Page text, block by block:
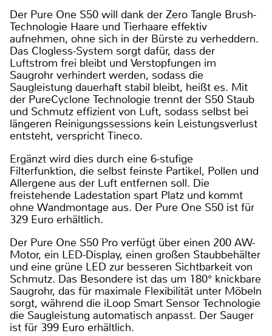
Der Pure One S50 will dank der Zero Tangle Brush-
Technologie Haare und Tierhaare effektiv
aufnehmen, ohne sich in der Bürste zu verheddern.
Das Clogless-System sorgt dafür, dass der
Luftstrom frei bleibt und Verstopfungen im
Saugrohr verhindert werden, sodass die
Saugleistung dauerhaft stabil bleibt, heißt es. Mit
der PureCyclone Technologie trennt der S50 Staub
und Schmutz effizient von Luft, sodass selbst bei
längeren Reinigungssessions kein Leistungsverlust
entsteht, verspricht Tineco.
Ergänzt wird dies durch eine 6-stufige
Filterfunktion, die selbst feinste Partikel, Pollen und
Allergene aus der Luft entfernen soll. Die
freistehende Ladestation spart Platz und kommt
ohne Wandmontage aus. Der Pure One S50 ist für
329 Euro erhältlich.
Der Pure One S50 Pro verfügt über einen 200 AW-
Motor, ein LED-Display, einen großen Staubbehälter
und eine grüne LED zur besseren Sichtbarkeit von
Schmutz. Das Besondere ist das um 180° knickbare
Saugrohr, das für maximale Flexibilität unter Möbeln
sorgt, während die iLoop Smart Sensor Technologie
die Saugleistung automatisch anpasst. Der Sauger
ist für 399 Euro erhältlich.